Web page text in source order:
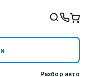
Разбор авто